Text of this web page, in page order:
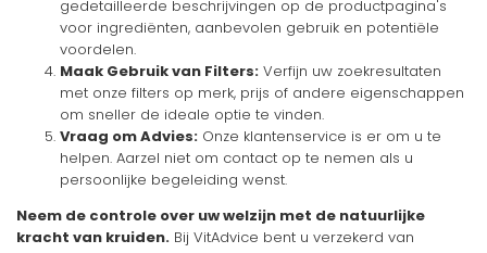
gedetailleerde beschrijvingen op de productpagina's
voor ingrediënten, aanbevolen gebruik en potentiële
voordelen.
Maak Gebruik van Filters: Verfijn uw zoekresultaten
met onze filters op merk, prijs of andere eigenschappen
om sneller de ideale optie te vinden.
Vraag om Advies: Onze klantenservice is er om u te
helpen. Aarzel niet om contact op te nemen als u
persoonlijke begeleiding wenst.
Neem de controle over uw welzijn met de natuurlijke
kracht van kruiden. Bij VitAdvice bent u verzekerd van